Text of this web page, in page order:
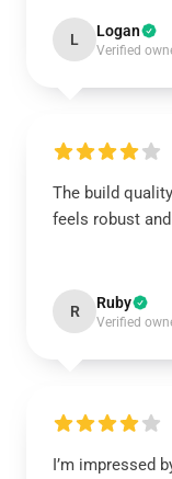
L Logan
Verified
The build
feels robust
R Ruby
Verified
I’m impressed